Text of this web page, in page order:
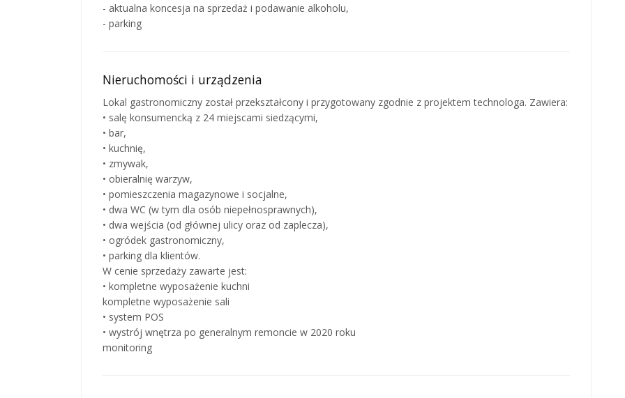
- aktualna koncesja na sprzedaż i podawanie alkoholu,
- parking
Nieruchomości i urządzenia
Lokal gastronomiczny został przekształcony i przygotowany zgodnie z projektem technologa. Zawiera:
• salę konsumencką z 24 miejscami siedzącymi,
• bar,
• kuchnię,
• zmywak,
• obieralnię warzyw,
• pomieszczenia magazynowe i socjalne,
• dwa WC (w tym dla osób niepełnosprawnych),
• dwa wejścia (od głównej ulicy oraz od zaplecza),
• ogródek gastronomiczny,
• parking dla klientów.
W cenie sprzedaży zawarte jest:
• kompletne wyposażenie kuchni
kompletne wyposażenie sali
• system POS
• wystrój wnętrza po generalnym remoncie w 2020 roku
monitoring